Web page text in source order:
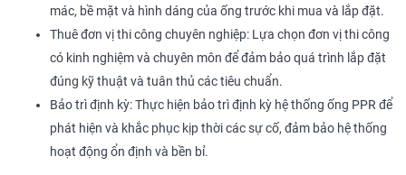
mác, bề mặt và hình dáng của ống trước khi mua và lắp đặt.
Thuê đơn vị thi công chuyên nghiệp: Lựa chọn đơn vị thi công
có kinh nghiệm và chuyên môn để đảm bảo quá trình lắp đặt
đúng kỹ thuật và tuân thủ các tiêu chuẩn.
Bảo trì định kỳ: Thực hiện bảo trì định kỳ hệ thống ống PPR để
phát hiện và khắc phục kịp thời các sự cố, đảm bảo hệ thống
hoạt động ổn định và bền bỉ.